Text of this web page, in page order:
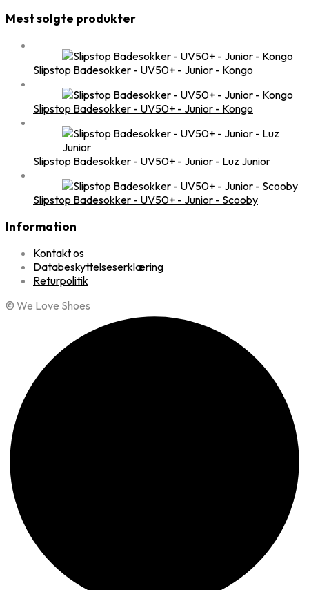
Mest solgte produkter
Slipstop Badesokker - UV50+ - Junior - Kongo
Slipstop Badesokker - UV50+ - Junior - Kongo
Slipstop Badesokker - UV50+ - Junior - Luz Junior
Slipstop Badesokker - UV50+ - Junior - Scooby
Information
Kontakt os
Databeskyttelseserklæring
Returpolitik
© We Love Shoes